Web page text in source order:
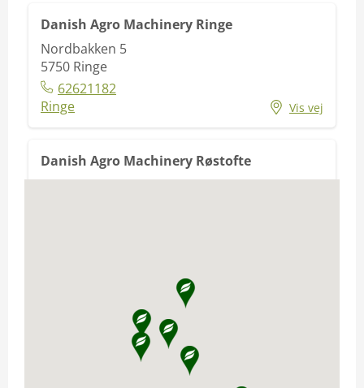
Danish Agro Machinery Ringe
Nordbakken 5
5750 Ringe
62621182
Ringe
Vis vej
Danish Agro Machinery Røstofte
Røstofte Skovvej 1
Danish Agro Machinery Mørkøv
Hovedgaden 21